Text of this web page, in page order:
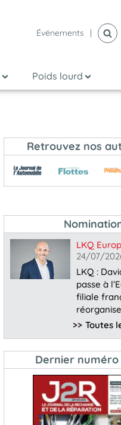
Événements |
Poids lourd
Retrouvez nos
LKQ
24/07/
LKQ :
passe à
filiale
réorganise
>> Toutes
Dernier numéro